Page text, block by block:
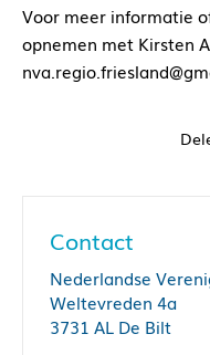
Voor meer informatie
opnemen met Kirsten
Contact
Nederlandse
Weltevreden 4a
3731 AL De Bilt